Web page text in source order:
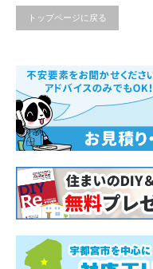
トップページに戻る